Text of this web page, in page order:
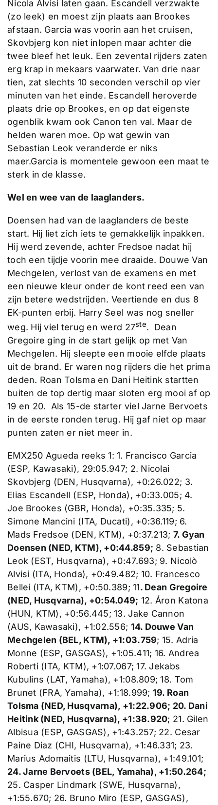
Nicola Alvisi laten gaan. Escandell verzwakte
(zo leek) en moest zijn plaats aan Brookes
afstaan. Garcia was voorin aan het cruisen,
Skovbjerg kon niet inlopen maar achter die
twee bleef het leuk. Een zevental rijders zaten
erg krap in mekaars vaarwater. Van drie naar
tien, zat slechts 10 seconden verschil op vier
minuten van het einde. Escandell heroverde
plaats drie op Brookes, en op dat eigenste
ogenblik kwam ook Canon ten val. Maar de
helden waren moe. Op wat gewin van
Sebastian Leok veranderde er niks
maer.Garcia is momentele gewoon een maat te
sterk in de klasse.
Wel en wee van de laaglanders.
Doensen had van de laaglanders de beste
start. Hij liet zich iets te gemakkelijk inpakken.
Hij werd zevende, achter Fredsoe nadat hij
toch een tijdje voorin mee draaide. Douwe Van
Mechgelen, verlost van de examens en met
een nieuwe kleur onder de kont reed een van
zijn betere wedstrijden. Veertiende en dus 8
EK-punten erbij. Harry Seel was nog sneller
weg. Hij viel terug en werd 27ste. Dean
Gregoire ging in de start gelijk op met Van
Mechgelen. Hij sleepte een mooie elfde plaats
uit de brand. Er waren nog rijders die het prima
deden. Roan Tolsma en Dani Heitink startten
buiten de top dertig maar sloten erg mooi af op
19 en 20. Als 15-de starter viel Jarne Bervoets
in de eerste ronden terug. Hij gaf niet op maar
punten zaten er niet meer in.
EMX250 Agueda reeks 1: 1. Francisco Garcia
(ESP, Kawasaki), 29:05.947; 2. Nicolai
Skovbjerg (DEN, Husqvarna), +0:26.022; 3.
Elias Escandell (ESP, Honda), +0:33.005; 4.
Joe Brookes (GBR, Honda), +0:35.335; 5.
Simone Mancini (ITA, Ducati), +0:36.119; 6.
Mads Fredsoe (DEN, KTM), +0:37.213; 7. Gyan
Doensen (NED, KTM), +0:44.859; 8. Sebastian
Leok (EST, Husqvarna), +0:47.693; 9. Nicolò
Alvisi (ITA, Honda), +0:49.482; 10. Francesco
Bellei (ITA, KTM), +0:50.389; 11. Dean Gregoire
(NED, Husqvarna), +0:54.049; 12. Áron Katona
(HUN, KTM), +0:56.445; 13. Jake Cannon
(AUS, Kawasaki), +1:02.556; 14. Douwe Van
Mechgelen (BEL, KTM), +1:03.759; 15. Adria
Monne (ESP, GASGAS), +1:05.411; 16. Andrea
Roberti (ITA, KTM), +1:07.067; 17. Jekabs
Kubulins (LAT, Yamaha), +1:08.809; 18. Tom
Brunet (FRA, Yamaha), +1:18.999; 19. Roan
Tolsma (NED, Husqvarna), +1:22.906; 20. Dani
Heitink (NED, Husqvarna), +1:38.920; 21. Gilen
Albisua (ESP, GASGAS), +1:43.257; 22. Cesar
Paine Diaz (CHI, Husqvarna), +1:46.331; 23.
Marius Adomaitis (LTU, Husqvarna), +1:49.101;
24. Jarne Bervoets (BEL, Yamaha), +1:50.264;
25. Casper Lindmark (SWE, Husqvarna),
+1:55.670; 26. Bruno Miro (ESP, GASGAS),